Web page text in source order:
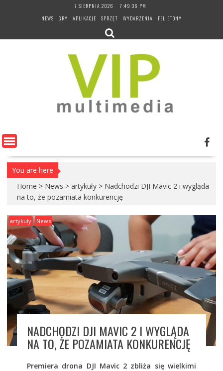
7 SIERPNIA 2026
7:49:37 PM
NEWS
GRY APLIKACJE SPRZĘT WYDARZENIA FELIETONY
You are here
Home > News > artykuły > Nadchodzi DJI Mavic 2 i wygląda
na to, że pozamiata konkurencję
artykuły News
NADCHODZI DJI MAVIC 2 I WYGLĄDA
NA TO, ŻE POZAMIATA KONKURENCJĘ
Premiera drona DJI Mavic 2 zbliża się wielkimi